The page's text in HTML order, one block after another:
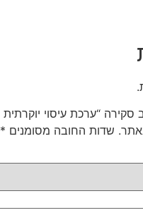
סקירה “ערכת עיסוי יוקרתית
שדות החובה מסומנים *